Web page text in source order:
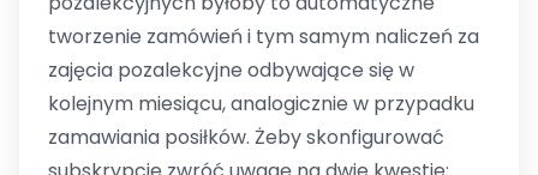
tworzenie zamówień i tym samym naliczeń za
zajęcia pozalekcyjne odbywające się w
kolejnym miesiącu, analogicznie w przypadku
zamawiania posiłków. Żeby skonfigurować